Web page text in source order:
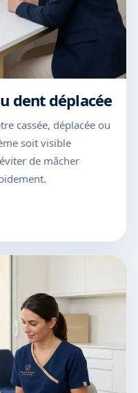
dent déplacée
cassée, déplacée ou
soit visible
de mâcher